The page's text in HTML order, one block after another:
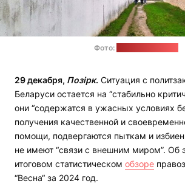
Фото:
29 декабря, Позірк. Ситуация с
Беларуси остается на “стабильно
они “содержатся в ужасных условиях
получения качественной и
помощи, подвергаются пыткам и
не имеют “связи с внешним миром”. Об
итоговом статистическом обзоре
“Весна“ за 2024 год.